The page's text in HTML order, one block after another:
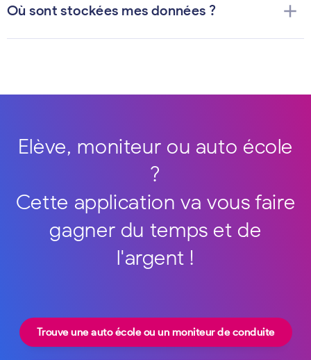
Où sont stockées mes données ? add
Elève, moniteur ou auto école
?
Cette application va vous faire
gagner du temps et de
l'argent !
Trouve une auto école ou un moniteur de conduite